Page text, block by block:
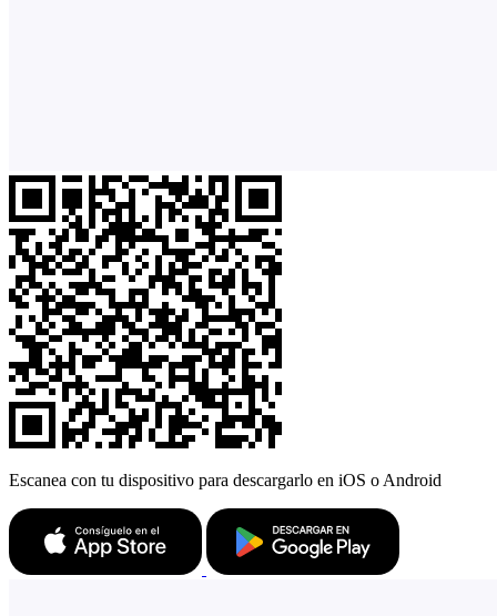
Escanea con tu dispositivo para descargarlo en iOS o Android